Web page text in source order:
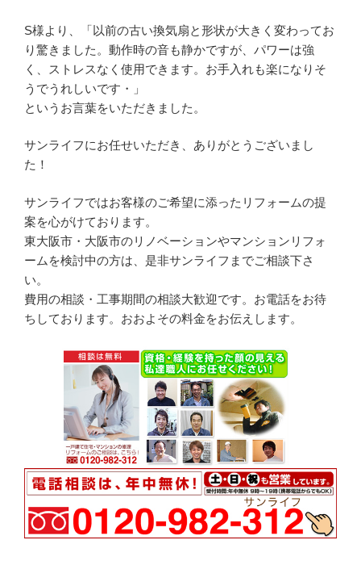
S様より、「以前の古い換気扇と形状が大きく変わってお
り驚きました。動作時の音も静かですが、パワーは強
く、ストレスなく使用できます。お手入れも楽になりそ
うでうれしいです・」
というお言葉をいただきました。
サンライフにお任せいただき、ありがとうございまし
た！
サンライフではお客様のご希望に添ったリフォームの提
案を心がけております。
東大阪市・大阪市のリノベーションやマンションリフォ
ームを検討中の方は、是非サンライフまでご相談下さ
い。
費用の相談・工事期間の相談大歓迎です。お電話をお待
ちしております。おおよその料金をお伝えします。